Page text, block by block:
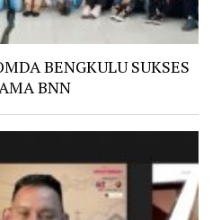
BENGKULU SUKSES
BNN